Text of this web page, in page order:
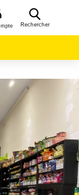
Rechercher